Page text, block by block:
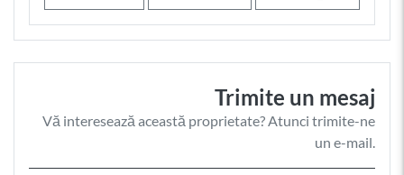
Trimite un mesaj
Vă interesează această proprietate? Atunci trimite-ne
un e-mail.